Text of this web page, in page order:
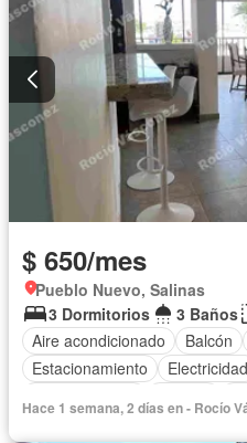
$ 650/mes
Pueblo Nuevo, Salinas
3 Dormitorios
3 Baños
Aire acondicionado
Balcón
Estacionamiento
Electricidad
Hace 1 semana, 2 días en - Rocío